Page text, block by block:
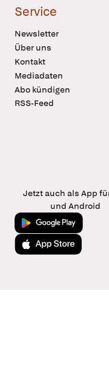
Service
Newsletter
Über uns
Kontakt
Mediadaten
Abo kündigen
RSS-Feed
Jetzt auch als App
und Android
Jetzt bei Google Play
Laden im App Store